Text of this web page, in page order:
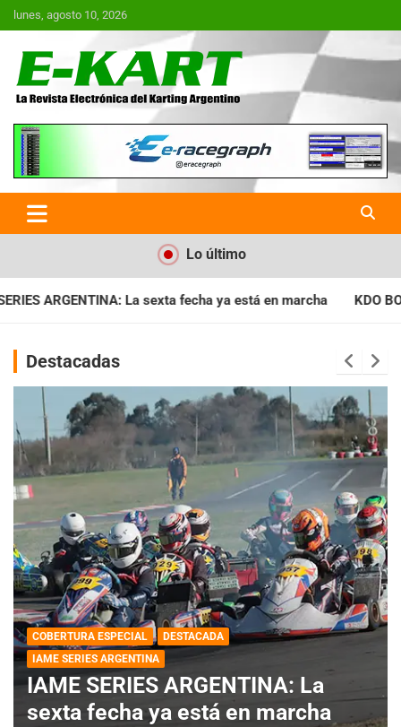
Saltar
al
lunes, agosto 10, 2026
E-Kart.com.ar | La Revista
Electrónica del Karting en
Argentina
Lo último
ya está en marcha KDO BONAERENSE: Con la vara bien
Destacadas
COBERTURA ESPECIAL
DESTACADA
IAME SERIES ARGENTINA
IAME SERIES ARGENTINA: La
sexta fecha ya está en marcha